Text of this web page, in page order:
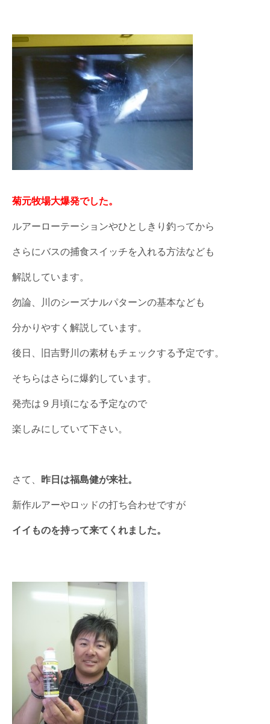
菊元牧場大爆発でした。
ルアーローテーションやひとしきり釣ってから
さらにバスの捕食スイッチを入れる方法なども
解説しています。
勿論、川のシーズナルパターンの基本なども
分かりやすく解説しています。
後日、旧吉野川の素材もチェックする予定です。
そちらはさらに爆釣しています。
発売は９月頃になる予定なので
楽しみにしていて下さい。
さて、 昨日は福島健が来社。
新作ルアーやロッドの打ち合わせですが
イイものを持って来てくれました。